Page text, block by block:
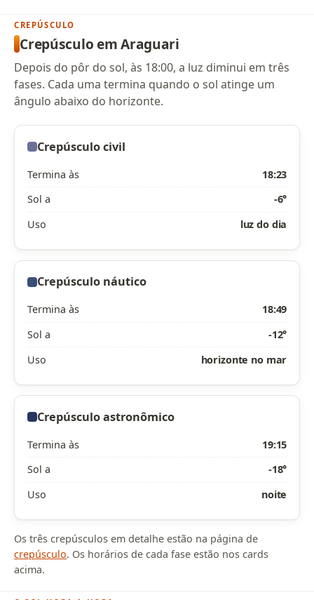
CREPÚSCULO
Crepúsculo em Araguari
Depois do pôr do sol, às 18:00, a luz diminui em três
fases. Cada uma termina quando o sol atinge um
ângulo abaixo do horizonte.
Crepúsculo civil
Termina às
18:23
Sol a
-6°
Uso
luz do dia
Crepúsculo náutico
Termina às
18:49
Sol a
-12°
Uso
horizonte no mar
Crepúsculo astronômico
Termina às
19:15
Sol a
-18°
Uso
noite
Os três crepúsculos em detalhe estão na página de
crepúsculo. Os horários de cada fase estão nos cards
acima.